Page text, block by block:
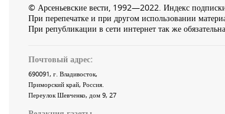
© Арсеньевские вести, 1992—2022. Индекс
При перепечатке и при другом использовании
При републикации в сети интернет так же
Почтовый адрес:
690091, г. Владивосток,
Приморский край, Россия.
Переулок Шевченко, дом 9, 27